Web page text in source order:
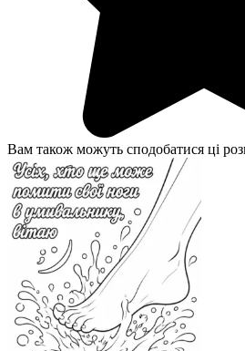
Вам також можуть сподобатися ці